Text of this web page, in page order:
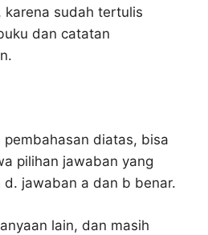
karena sudah tertulis
dan catatan
pembahasan diatas, bisa
pilihan jawaban yang
d. jawaban a dan b benar.
lain, dan masih